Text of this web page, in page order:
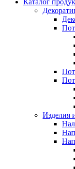
Изделия